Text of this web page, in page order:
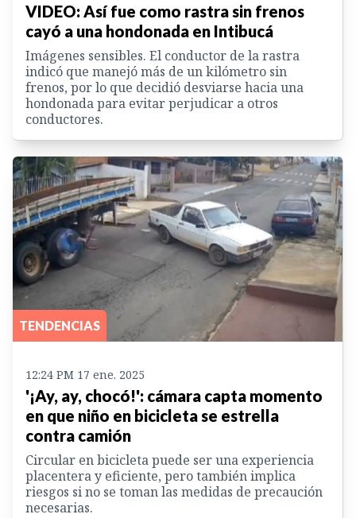
VIDEO: Así fue como rastra sin frenos
cayó a una hondonada en Intibucá
Imágenes sensibles. El conductor de la rastra
indicó que manejó más de un kilómetro sin
frenos, por lo que decidió desviarse hacia una
hondonada para evitar perjudicar a otros
conductores.
TENDENCIAS
12:24 PM 17 ene. 2025
'¡Ay, ay, chocó!': cámara capta momento
en que niño en bicicleta se estrella
contra camión
Circular en bicicleta puede ser una experiencia
placentera y eficiente, pero también implica
riesgos si no se toman las medidas de precaución
necesarias.